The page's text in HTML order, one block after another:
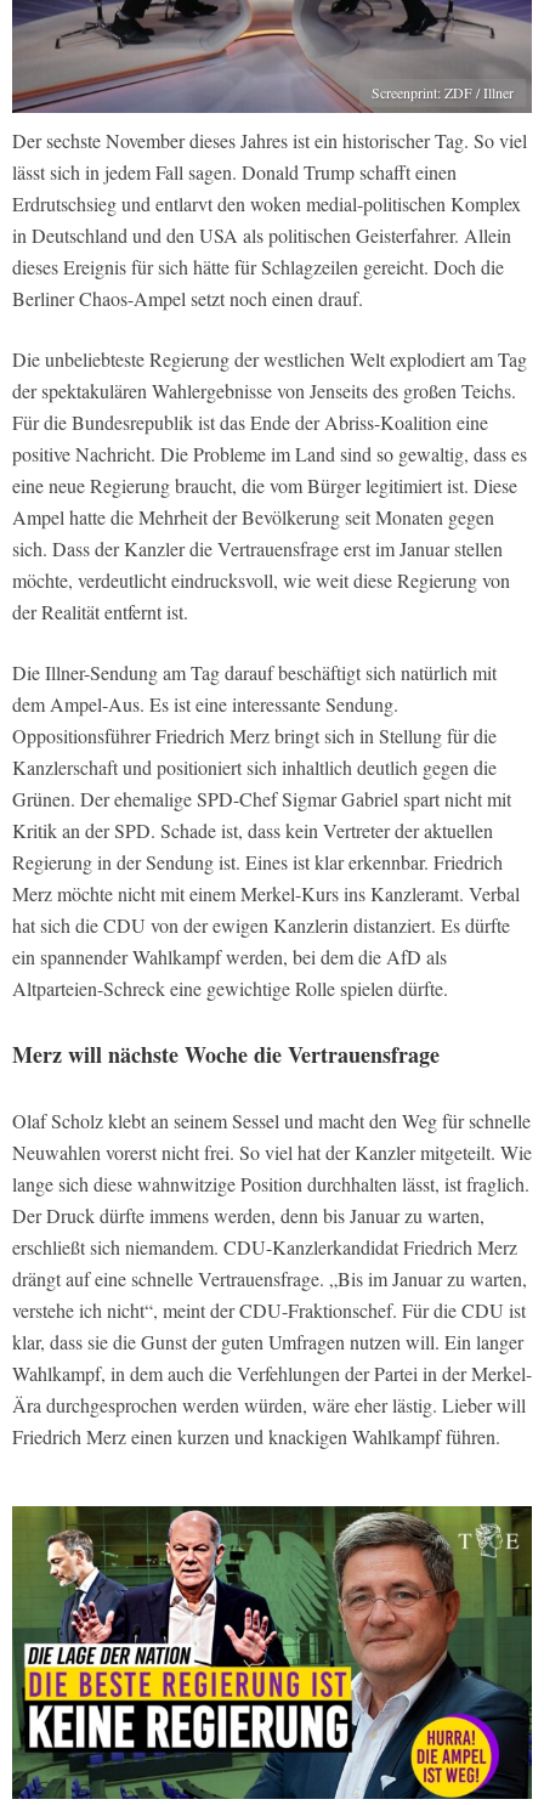
Screenprint: ZDF / Illner
Der sechste November dieses Jahres ist ein historischer Tag. So viel
lässt sich in jedem Fall sagen. Donald Trump schafft einen
Erdrutschsieg und entlarvt den woken medial-politischen Komplex
in Deutschland und den USA als politischen Geisterfahrer. Allein
dieses Ereignis für sich hätte für Schlagzeilen gereicht. Doch die
Berliner Chaos-Ampel setzt noch einen drauf.
Die unbeliebteste Regierung der westlichen Welt explodiert am Tag
der spektakulären Wahlergebnisse von Jenseits des großen Teichs.
Für die Bundesrepublik ist das Ende der Abriss-Koalition eine
positive Nachricht. Die Probleme im Land sind so gewaltig, dass es
eine neue Regierung braucht, die vom Bürger legitimiert ist. Diese
Ampel hatte die Mehrheit der Bevölkerung seit Monaten gegen
sich. Dass der Kanzler die Vertrauensfrage erst im Januar stellen
möchte, verdeutlicht eindrucksvoll, wie weit diese Regierung von
der Realität entfernt ist.
Die Illner-Sendung am Tag darauf beschäftigt sich natürlich mit
dem Ampel-Aus. Es ist eine interessante Sendung.
Oppositionsführer Friedrich Merz bringt sich in Stellung für die
Kanzlerschaft und positioniert sich inhaltlich deutlich gegen die
Grünen. Der ehemalige SPD-Chef Sigmar Gabriel spart nicht mit
Kritik an der SPD. Schade ist, dass kein Vertreter der aktuellen
Regierung in der Sendung ist. Eines ist klar erkennbar. Friedrich
Merz möchte nicht mit einem Merkel-Kurs ins Kanzleramt. Verbal
hat sich die CDU von der ewigen Kanzlerin distanziert. Es dürfte
ein spannender Wahlkampf werden, bei dem die AfD als
Altparteien-Schreck eine gewichtige Rolle spielen dürfte.
Merz will nächste Woche die Vertrauensfrage
Olaf Scholz klebt an seinem Sessel und macht den Weg für schnelle
Neuwahlen vorerst nicht frei. So viel hat der Kanzler mitgeteilt. Wie
lange sich diese wahnwitzige Position durchhalten lässt, ist fraglich.
Der Druck dürfte immens werden, denn bis Januar zu warten,
erschließt sich niemandem. CDU-Kanzlerkandidat Friedrich Merz
drängt auf eine schnelle Vertrauensfrage. „Bis im Januar zu warten,
verstehe ich nicht“, meint der CDU-Fraktionschef. Für die CDU ist
klar, dass sie die Gunst der guten Umfragen nutzen will. Ein langer
Wahlkampf, in dem auch die Verfehlungen der Partei in der Merkel-
Ära durchgesprochen werden würden, wäre eher lästig. Lieber will
Friedrich Merz einen kurzen und knackigen Wahlkampf führen.